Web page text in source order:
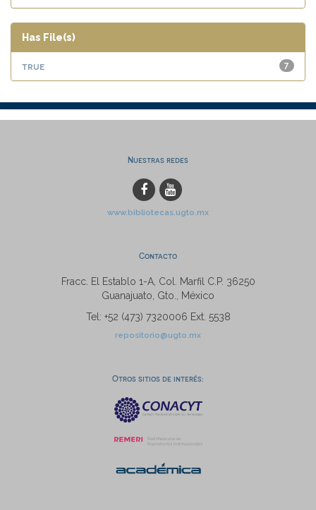
Has File(s)
7
true
Nuestras redes
www.bibliotecas.ugto.mx
Contacto
Fracc. El Establo 1-A, Col. Marfil C.P. 36250
Guanajuato, Gto., México
Tel: +52 (473) 7320006 Ext. 5538
repositorio@ugto.mx
Otros sitios de interés: